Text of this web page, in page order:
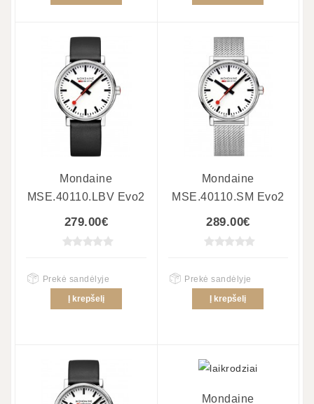
Mondaine
MSE.40110.LBV Evo2
279.00€
Prekė sandėlyje
Į krepšelį
Mondaine
MSE.40110.SM Evo2
289.00€
Prekė sandėlyje
Į krepšelį
Mondaine